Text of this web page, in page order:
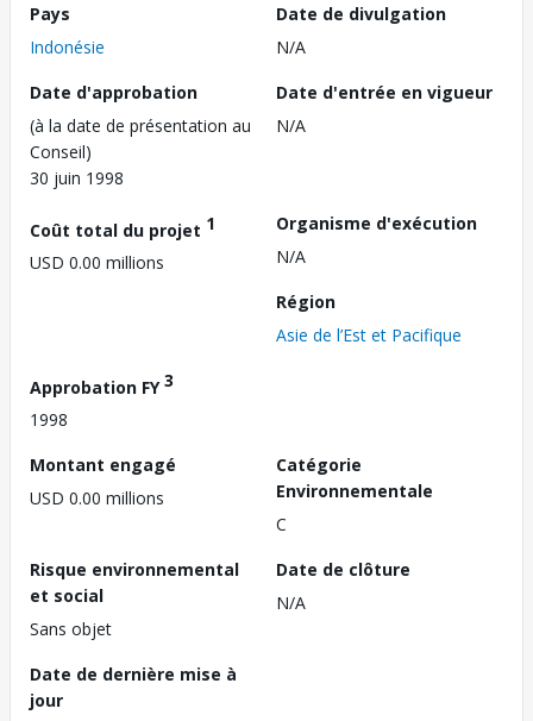
Pays
Indonésie
Date de divulgation
N/A
Date d'approbation
(à la date de présentation au
Conseil)
30 juin 1998
Date d'entrée en vigueur
N/A
Coût total du projet 1
USD 0.00 millions
Organisme d'exécution
N/A
Région
Asie de l’Est et Pacifique
Approbation FY3
1998
Montant engagé
USD 0.00 millions
Catégorie
Environnementale
C
Risque environnemental
et social
Sans objet
Date de clôture
N/A
Date de dernière mise à
jour